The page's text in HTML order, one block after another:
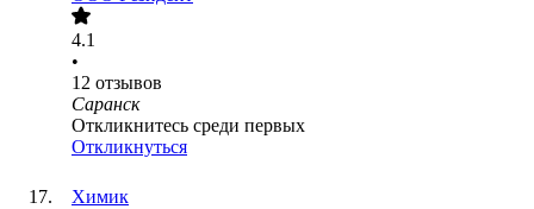
4.1
•
12 отзывов
Саранск
Откликнитесь среди первых
Откликнуться
Химик